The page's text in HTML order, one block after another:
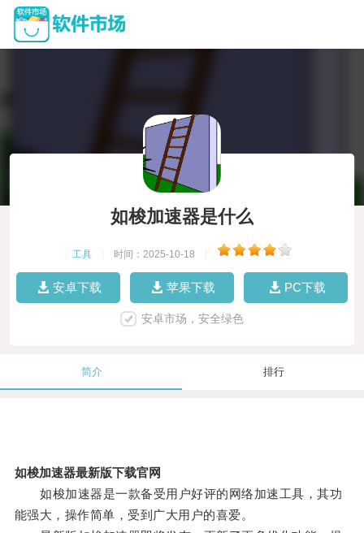
如梭加速器是什么
工具 时间：2025-10-18
安卓下载 苹果下载 PC下载
安卓市场，安全绿色
简介 排行
如梭加速器最新版下载官网
如梭加速器是一款备受用户好评的网络加速工具，其功
能强大，操作简单，受到广大用户的喜爱。